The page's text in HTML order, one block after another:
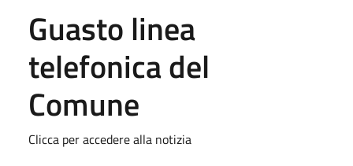
Guasto linea
telefonica del
Comune
Clicca per accedere alla notizia